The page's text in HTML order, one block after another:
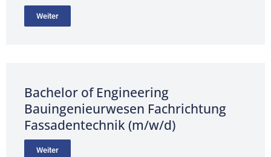
Weiter
Bachelor of Engineering
Bauingenieurwesen Fachrichtung
Fassadentechnik (m/w/d)
Weiter